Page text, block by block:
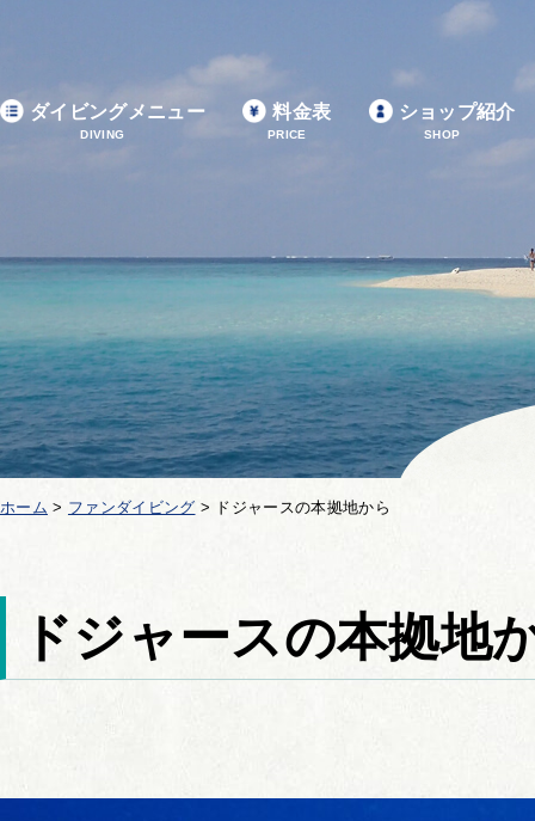
ダイビングメニュー
DIVING
料金表
PRICE
ショップ紹介
SHOP
ホーム > ファンダイビング > ドジャースの本拠地から
ドジャースの本拠地